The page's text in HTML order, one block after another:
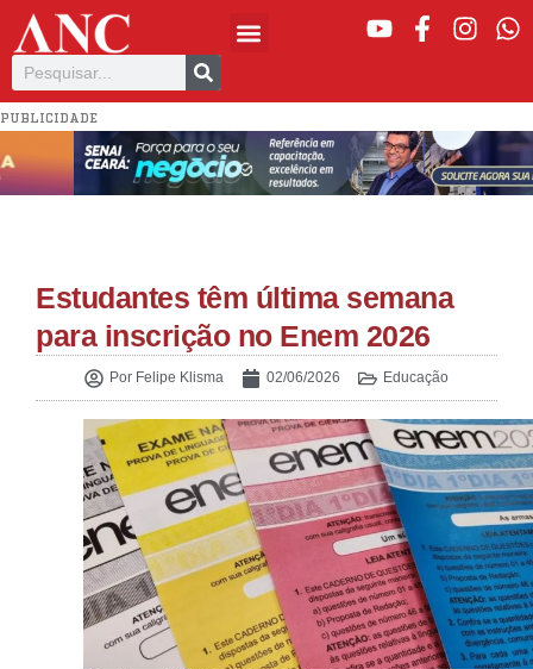
PUBLICIDADE
Estudantes têm última semana
para inscrição no Enem 2026
Por Felipe Klisma 02/06/2026 Educação